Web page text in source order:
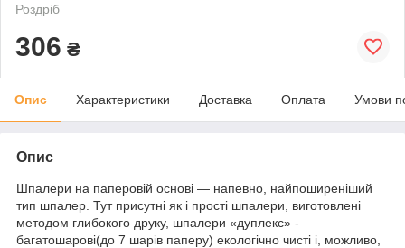
Роздріб
306 ₴
Опис Характеристики Доставка Оплата Умови
Опис
Шпалери на паперовій основі — напевно, найпоширеніший
тип шпалер. Тут присутні як і прості шпалери, виготовлені
методом глибокого друку, шпалери «дуплекс» -
багатошарові(до 7 шарів паперу) екологічно чисті і, можливо,